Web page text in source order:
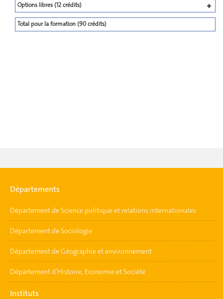
Options libres (12 crédits)
Total pour la formation (90 crédits)
Départements
Département de Science politique et relations internationales
Département de Sociologie
Département de Géographie et environnement
Département d’Histoire, Economie et Société
Instituts